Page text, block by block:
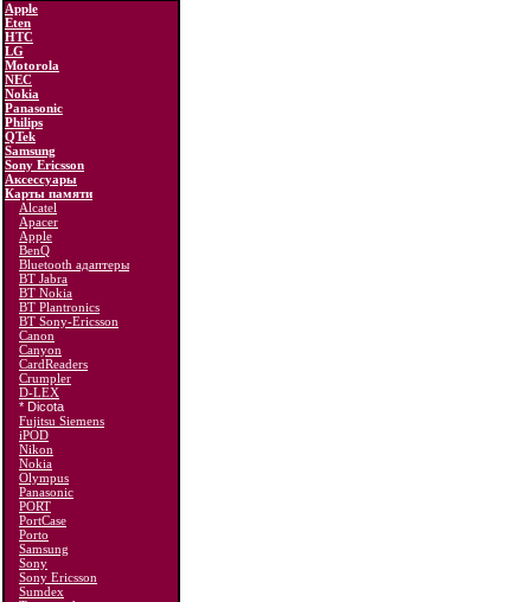
Apple
Eten
HTC
LG
Motorola
NEC
Nokia
Panasonic
Philips
QTek
Samsung
Sony Ericsson
Аксессуары
Карты памяти
Alcatel
Apacer
Apple
BenQ
Bluetooth адаптеры
BT Jabra
BT Nokia
BT Plantronics
BT Sony-Ericsson
Canon
Canyon
CardReaders
Crumpler
D-LEX
* Dicota
Fujitsu Siemens
iPOD
Nikon
Nokia
Olympus
Panasonic
PORT
PortCase
Porto
Samsung
Sony
Sony Ericsson
Sumdex